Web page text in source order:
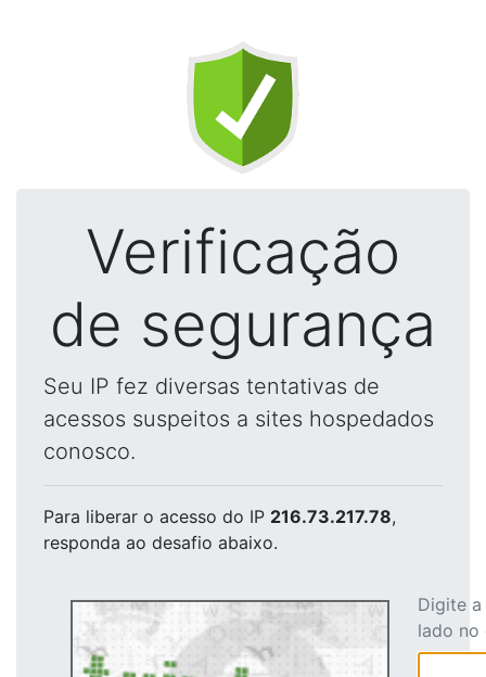
Verificação
de segurança
Seu IP fez diversas tentativas de
acessos suspeitos a sites hospedados
conosco.
Para liberar o acesso do IP 216.73.217.78,
responda ao desafio abaixo.
Digite
lado no